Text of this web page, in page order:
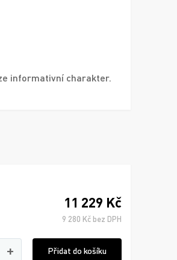
informativní charakter.
11 229 Kč
9 280 Kč bez DPH
+ Přidat do košíku